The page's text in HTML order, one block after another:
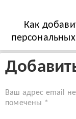
Как
Ваш адрес email
помечены *